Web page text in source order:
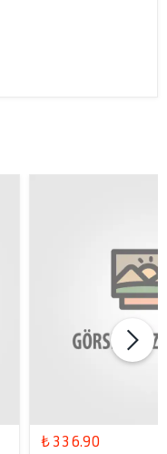
₺ 336.90